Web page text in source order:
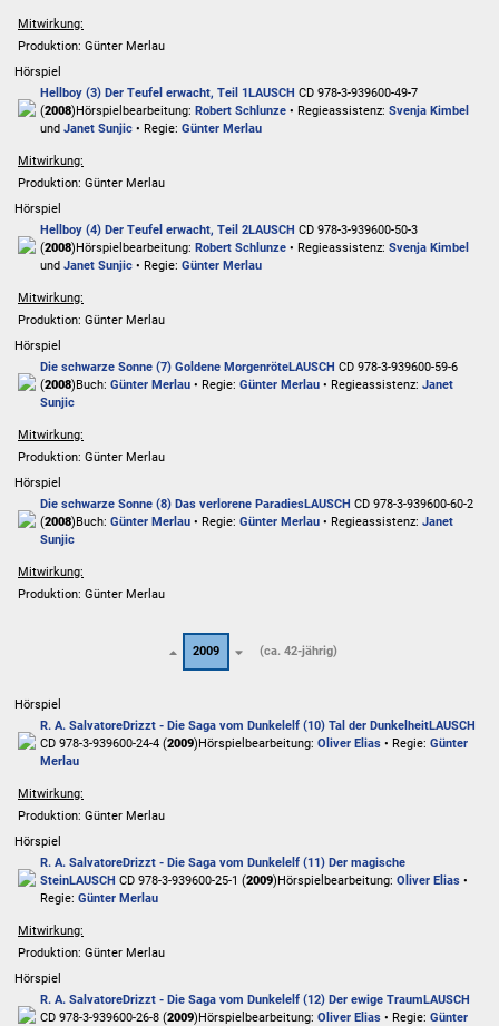
Mitwirkung:
Produktion: Günter Merlau
Hörspiel
Hellboy (3) Der Teufel erwacht, Teil 1LAUSCH CD 978-3-939600-49-7
(2008)Hörspielbearbeitung: Robert Schlunze • Regieassistenz: Svenja Kimbel
und Janet Sunjic • Regie: Günter Merlau
Mitwirkung:
Produktion: Günter Merlau
Hörspiel
Hellboy (4) Der Teufel erwacht, Teil 2LAUSCH CD 978-3-939600-50-3
(2008)Hörspielbearbeitung: Robert Schlunze • Regieassistenz: Svenja Kimbel
und Janet Sunjic • Regie: Günter Merlau
Mitwirkung:
Produktion: Günter Merlau
Hörspiel
Die schwarze Sonne (7) Goldene MorgenröteLAUSCH CD 978-3-939600-59-6
(2008)Buch: Günter Merlau • Regie: Günter Merlau • Regieassistenz: Janet
Sunjic
Mitwirkung:
Produktion: Günter Merlau
Hörspiel
Die schwarze Sonne (8) Das verlorene ParadiesLAUSCH CD 978-3-939600-60-2
(2008)Buch: Günter Merlau • Regie: Günter Merlau • Regieassistenz: Janet
Sunjic
Mitwirkung:
Produktion: Günter Merlau
2009 (ca. 42-jährig)
Hörspiel
R. A. SalvatoreDrizzt - Die Saga vom Dunkelelf (10) Tal der DunkelheitLAUSCH
CD 978-3-939600-24-4 (2009)Hörspielbearbeitung: Oliver Elias • Regie: Günter
Merlau
Mitwirkung:
Produktion: Günter Merlau
Hörspiel
R. A. SalvatoreDrizzt - Die Saga vom Dunkelelf (11) Der magische
SteinLAUSCH CD 978-3-939600-25-1 (2009)Hörspielbearbeitung: Oliver Elias •
Regie: Günter Merlau
Mitwirkung:
Produktion: Günter Merlau
Hörspiel
R. A. SalvatoreDrizzt - Die Saga vom Dunkelelf (12) Der ewige TraumLAUSCH
CD 978-3-939600-26-8 (2009)Hörspielbearbeitung: Oliver Elias • Regie: Günter